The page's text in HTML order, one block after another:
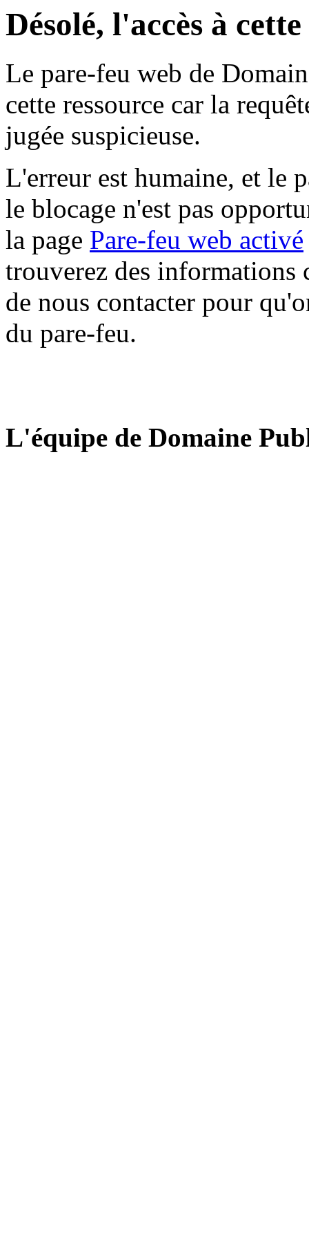
Désolé, l'accès à
Le pare-feu web de
cette ressource car la
jugée suspicieuse.
L'erreur est humaine, et le
le blocage n'est pas
la page Pare-feu web activé
trouverez des informations
de nous contacter pour
du pare-feu.
L'équipe de Domaine